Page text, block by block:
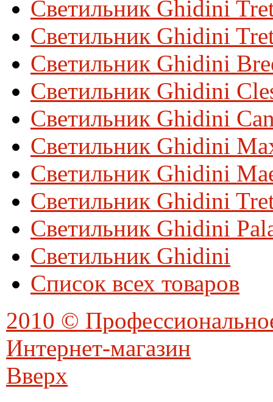
Светильник Ghidini
Светильник Ghidini
Светильник Ghidini
Светильник Ghidini
Светильник Ghidini
Светильник Ghidini
Светильник Ghidini
Светильник Ghidini
Светильник Ghidini
Светильник Ghidini
Список всех товаров
2010 ©
Интернет-магазин
Вверх